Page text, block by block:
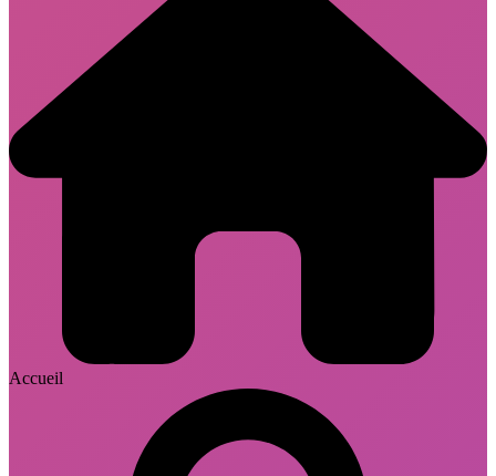
Accueil